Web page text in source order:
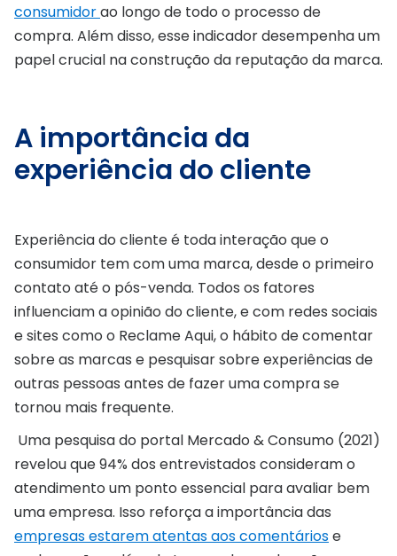
consumidorao longo de todo o processo de
compra. Além disso, esse indicador desempenha um
papel crucial na construção da reputação da marca.
A importância da
experiência do cliente
Experiência do cliente é toda interação que o
consumidor tem com uma marca, desde o primeiro
contato até o pós-venda. Todos os fatores
influenciam a opinião do cliente, e com redes sociais
e sites como o Reclame Aqui, o hábito de comentar
sobre as marcas e pesquisar sobre experiências de
outras pessoas antes de fazer uma compra se
tornou mais frequente.
Uma pesquisa do portal Mercado & Consumo (2021)
revelou que 94% dos entrevistados consideram o
atendimento um ponto essencial para avaliar bem
uma empresa. Isso reforça a importância das
empresas estarem atentas aos comentáriose